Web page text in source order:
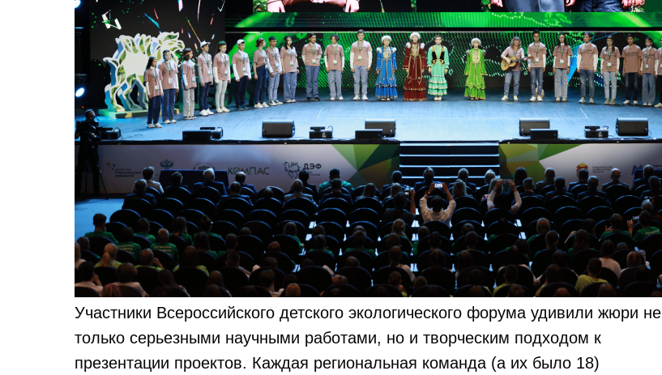
Участники Всероссийского детского экологического форума удивили жюри не
только серьезными научными работами, но и творческим подходом к
презентации проектов. Каждая региональная команда (а их было 18)